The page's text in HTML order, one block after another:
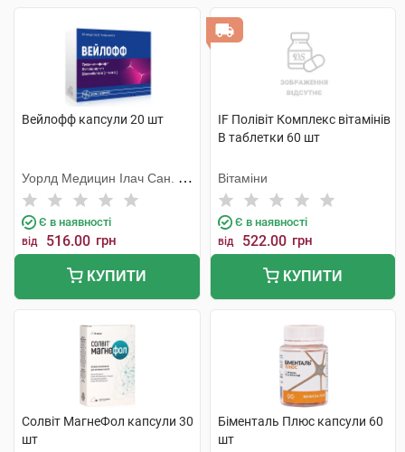
Вейлофф капсули 20 шт
Уорлд Медицин Ілач Сан. Ве
Тідж
Є в наявності
від 516.00 грн
КУПИТИ
IF Полівіт Комплекс вітамінів
В таблетки 60 шт
Вітаміни
Є в наявності
від 522.00 грн
КУПИТИ
Солвіт МагнеФол капсули 30
шт
Біменталь Плюс капсули 60
шт